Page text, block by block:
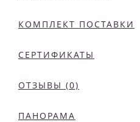
КОМПЛЕКТ ПОСТАВКИ
СЕРТИФИКАТЫ
ОТЗЫВЫ (0)
ПАНОРАМА